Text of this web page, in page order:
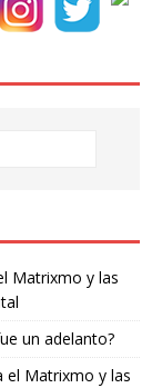
Matrixmo y las
un adelanto?
el Matrixmo y las